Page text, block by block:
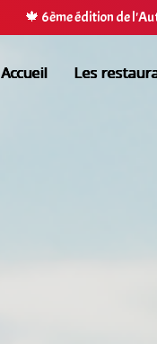
🍁 6ème édition de
Accueil Les